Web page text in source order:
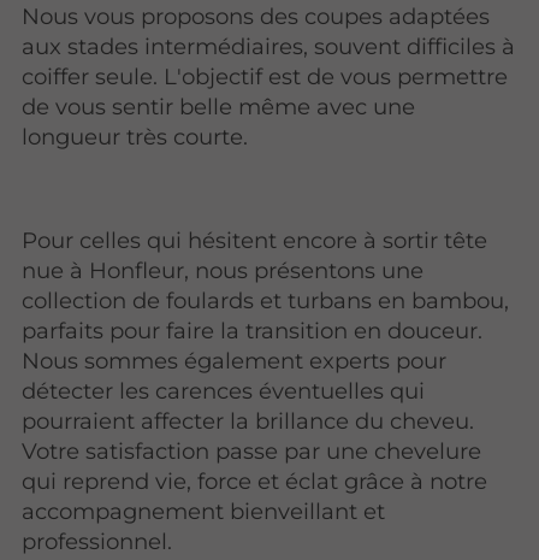
Nous vous proposons des coupes adaptées
aux stades intermédiaires, souvent difficiles à
coiffer seule. L'objectif est de vous permettre
de vous sentir belle même avec une
longueur très courte.
Pour celles qui hésitent encore à sortir tête
nue à Honfleur, nous présentons une
collection de foulards et turbans en bambou,
parfaits pour faire la transition en douceur.
Nous sommes également experts pour
détecter les carences éventuelles qui
pourraient affecter la brillance du cheveu.
Votre satisfaction passe par une chevelure
qui reprend vie, force et éclat grâce à notre
accompagnement bienveillant et
professionnel.